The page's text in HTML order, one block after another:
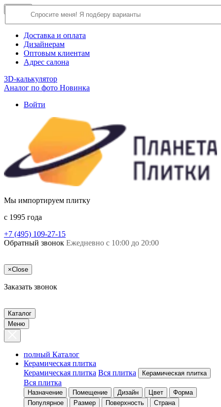
О компании
Доставка и оплата
Дизайнерам
Оптовым клиентам
Адрес салона
3D-калькулятор
Аналог по фото Новинка
Войти
Мы импортируем плитку
c 1995 года
+7 (495) 109-27-15
Обратный звонок Ежедневно с 10:00 до 20:00
×Close
Заказать звонок
Каталог
Меню
полный Каталог
Керамическая плитка
Керамическая плитка Вся плитка Керамическая плитка
Вся плитка
Назначение Помещение Дизайн Цвет
Форма
Популярное
Размер Поверхность Страна